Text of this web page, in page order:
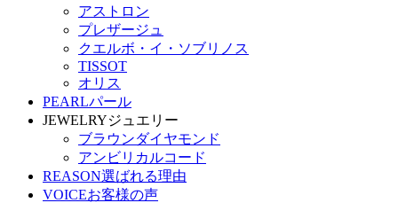
アストロン
プレザージュ
クエルボ・イ・ソブリノス
TISSOT
オリス
PEARLパール
JEWELRYジュエリー
ブラウンダイヤモンド
アンビリカルコード
REASON選ばれる理由
VOICEお客様の声